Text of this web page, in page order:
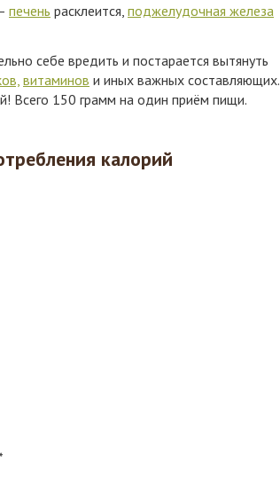
печень расклеится, поджелудочная железа
себе вредить и постарается вытянуть
витаминов и иных важных составляющих.
Всего 150 грамм на один приём пищи.
калорий